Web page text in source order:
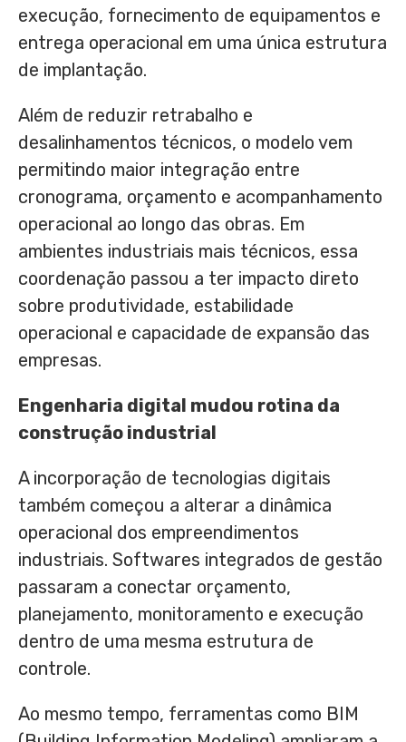
execução, fornecimento de equipamentos e
entrega operacional em uma única estrutura
de implantação.
Além de reduzir retrabalho e
desalinhamentos técnicos, o modelo vem
permitindo maior integração entre
cronograma, orçamento e acompanhamento
operacional ao longo das obras. Em
ambientes industriais mais técnicos, essa
coordenação passou a ter impacto direto
sobre produtividade, estabilidade
operacional e capacidade de expansão das
empresas.
Engenharia digital mudou rotina da
construção industrial
A incorporação de tecnologias digitais
também começou a alterar a dinâmica
operacional dos empreendimentos
industriais. Softwares integrados de gestão
passaram a conectar orçamento,
planejamento, monitoramento e execução
dentro de uma mesma estrutura de
controle.
Ao mesmo tempo, ferramentas como BIM